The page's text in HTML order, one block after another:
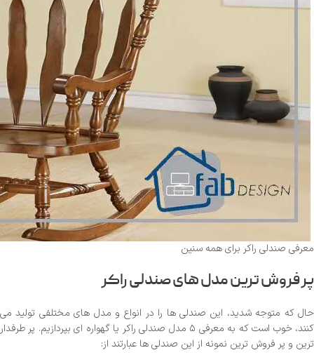
معرفی صندلی راکر برای همه سنین
پر فروش ترین مدل های صندلی راکر
حال که متوجه شدید، این صندلی ها را در انواع و مدل های مختلفی تولید می
کنند، خوب است که به معرفی ۵ مدل صندلی راکر یا گهواره ای بپردازیم. پر طرفدار
ترین و پر فروش ترین نمونه از این صندلی ها عبارتند از: